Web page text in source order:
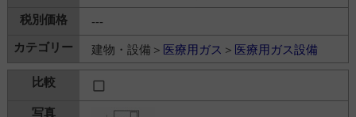
---
建物・設備＞ 医療用ガス ＞ 医療用ガス設備